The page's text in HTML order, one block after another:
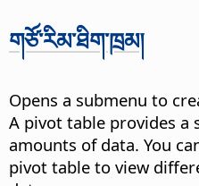
གཙོ་རིམ་ཐིག་ཁྲམ།
Opens a submenu to
A pivot table provides a
amounts of data. You
pivot table to view